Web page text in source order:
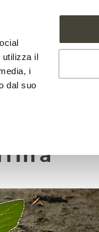
utilizza il
i
dal suo
FARMS NEWS